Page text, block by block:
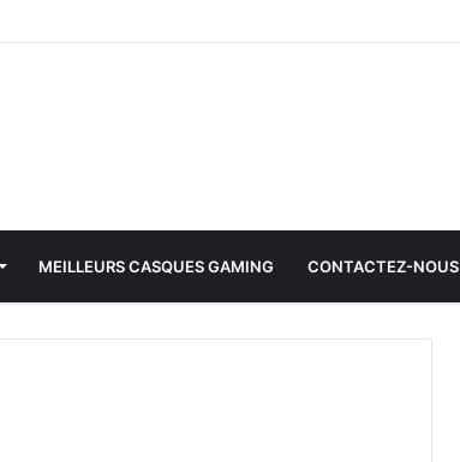
MEILLEURS CASQUES GAMING CONTACTEZ-NOUS